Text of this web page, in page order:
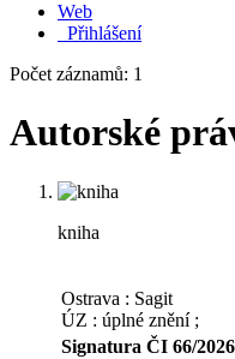
Web
Přihlášení
Počet záznamů: 1
Autorské
kniha
Ostrava : Sagit
ÚZ : úplné znění ;
Signatura ČI 66/2026